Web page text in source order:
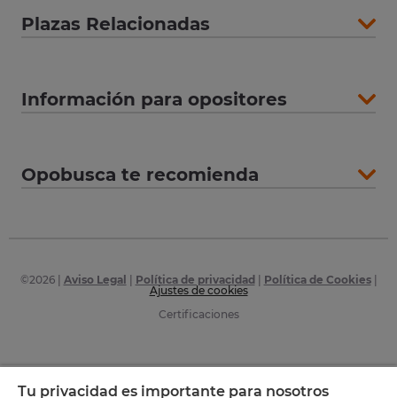
Plazas Relacionadas
Información para opositores
Opobusca te recomienda
©2026| Aviso Legal Política de privacidad Política de Cookies|
Ajustes de cookies
Certificaciones
Tu privacidad es importante para nosotros